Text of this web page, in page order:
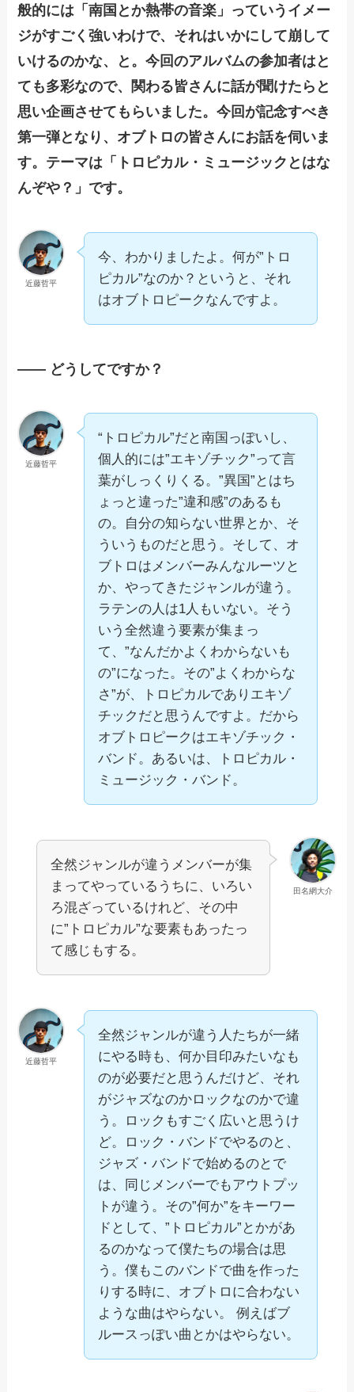
般的には「南国とか熱帯の音楽」っていうイメー
ジがすごく強いわけで、それはいかにして崩して
いけるのかな、と。今回のアルバムの参加者はと
ても多彩なので、関わる皆さんに話が聞けたらと
思い企画させてもらいました。今回が記念すべき
第一弾となり、オブトロの皆さんにお話を伺いま
す。テーマは「トロピカル・ミュージックとはな
んぞや？」です。
近藤哲平
今、わかりましたよ。何が”トロ
ピカル”なのか？というと、それ
はオブトロピークなんですよ。
—— どうしてですか？
近藤哲平
“トロピカル”だと南国っぽいし、
個人的には”エキゾチック”って言
葉がしっくりくる。”異国”とはち
ょっと違った”違和感”のあるも
の。自分の知らない世界とか、そ
ういうものだと思う。そして、オ
ブトロはメンバーみんなルーツと
か、やってきたジャンルが違う。
ラテンの人は1人もいない。そう
いう全然違う要素が集まっ
て、”なんだかよくわからないも
の”になった。その”よくわからな
さ”が、トロピカルでありエキゾ
チックだと思うんですよ。だから
オブトロピークはエキゾチック・
バンド。あるいは、トロピカル・
ミュージック・バンド。
田名網大介
全然ジャンルが違うメンバーが集
まってやっているうちに、いろい
ろ混ざっているけれど、その中
に”トロピカル”な要素もあったっ
て感じもする。
近藤哲平
全然ジャンルが違う人たちが一緒
にやる時も、何か目印みたいなも
のが必要だと思うんだけど、それ
がジャズなのかロックなのかで違
う。ロックもすごく広いと思うけ
ど。ロック・バンドでやるのと、
ジャズ・バンドで始めるのとで
は、同じメンバーでもアウトプッ
トが違う。その”何か”をキーワー
ドとして、”トロピカル”とかがあ
るのかなって僕たちの場合は思
う。僕もこのバンドで曲を作った
りする時に、オブトロに合わない
ような曲はやらない。 例えばブ
ルースっぽい曲とかはやらない。